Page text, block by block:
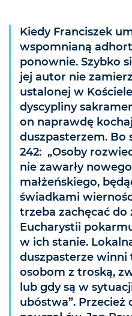
Kiedy Franciszek
wspomnianą
ponownie. Szybko
jej autor nie
ustalonej w
dyscypliny
on naprawdę
duszpasterzem. Bo
242: „Osoby
nie zawarły
małżeńskiego,
świadkami
trzeba zachęcać
Eucharystii
w ich stanie.
duszpasterze winni
osobom z troską,
lub gdy są w
ubóstwa”. Przecież